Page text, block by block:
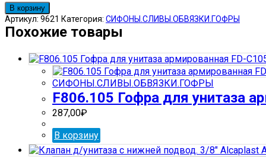
Количество
товара
Обвязка
д/
ванны
Mc/Alpine
В корзину
Артикул: 9621 Категория: СИФОНЫ.СЛИВЫ.ОБВЯЗКИ.ГОФРЫ
Похожие товары
СИФОНЫ.СЛИВЫ.ОБВЯЗКИ.ГОФРЫ
F806.105 Гофра для унитаза
287,00₽
В корзину